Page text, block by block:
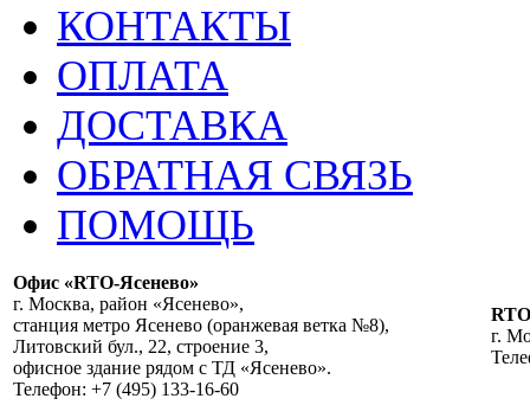
КОНТАКТЫ
ОПЛАТА
ДОСТАВКА
ОБРАТНАЯ СВЯЗЬ
ПОМОЩЬ
Офис «RTO-Ясенево»
г. Москва, район «Ясенево»,
станция метро Ясенево (оранжевая ветка №8),
Литовский бул., 22, строение 3,
офисное здание рядом с ТД «Ясенево».
Телефон: +7 (495) 133-16-60
г.